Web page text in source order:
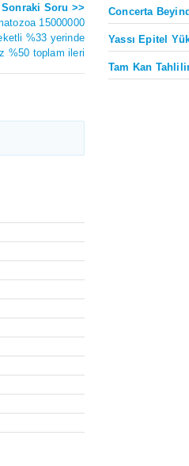
Sonraki Soru >>
15000000
%33 yerinde
%50 toplam ileri
Concerta
Yassı Epitel
Tam Kan